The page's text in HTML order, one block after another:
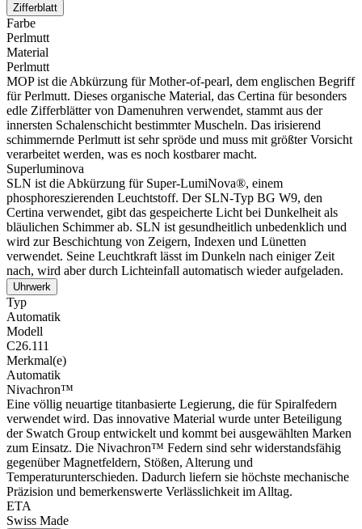
Zifferblatt
Farbe
Perlmutt
Material
Perlmutt
MOP ist die Abkürzung für Mother-of-pearl, dem englischen Begriff
für Perlmutt. Dieses organische Material, das Certina für besonders
edle Zifferblätter von Damenuhren verwendet, stammt aus der
innersten Schalenschicht bestimmter Muscheln. Das irisierend
schimmernde Perlmutt ist sehr spröde und muss mit größter Vorsicht
verarbeitet werden, was es noch kostbarer macht.
Superluminova
SLN ist die Abkürzung für Super-LumiNova®, einem
phosphoreszierenden Leuchtstoff. Der SLN-Typ BG W9, den
Certina verwendet, gibt das gespeicherte Licht bei Dunkelheit als
bläulichen Schimmer ab. SLN ist gesundheitlich unbedenklich und
wird zur Beschichtung von Zeigern, Indexen und Lünetten
verwendet. Seine Leuchtkraft lässt im Dunkeln nach einiger Zeit
nach, wird aber durch Lichteinfall automatisch wieder aufgeladen.
Uhrwerk
Typ
Automatik
Modell
C26.111
Merkmal(e)
Automatik
Nivachron™
Eine völlig neuartige titanbasierte Legierung, die für Spiralfedern
verwendet wird. Das innovative Material wurde unter Beteiligung
der Swatch Group entwickelt und kommt bei ausgewählten Marken
zum Einsatz. Die Nivachron™ Federn sind sehr widerstandsfähig
gegenüber Magnetfeldern, Stößen, Alterung und
Temperaturunterschieden. Dadurch liefern sie höchste mechanische
Präzision und bemerkenswerte Verlässlichkeit im Alltag.
ETA
Swiss Made